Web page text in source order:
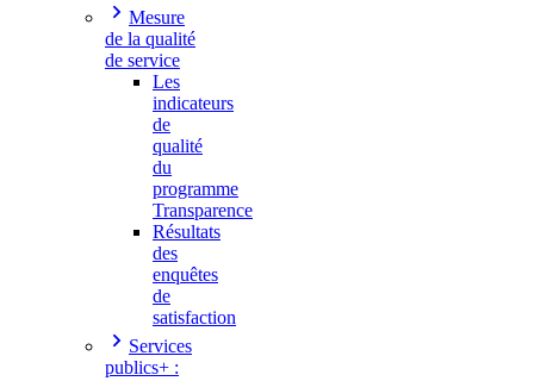
Mesure
de la qualité
de service
Les
indicateurs
de
qualité
du
programme
Transparence
Résultats
des
enquêtes
de
satisfaction
Services
publics+ :